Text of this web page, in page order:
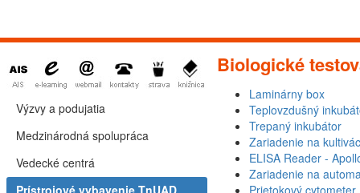
Biologické
Laminárny box
Teplovzdušný
Trepaný inkubátor
Zariadenie na
ELISA Reader -
Zariadenie na
Prietokový cytometer
Výzvy a podujatia
Medzinárodná spolupráca
Vedecké centrá
Prístrojové vybavenie TnUAD